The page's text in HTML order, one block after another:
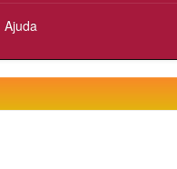
Ajuda